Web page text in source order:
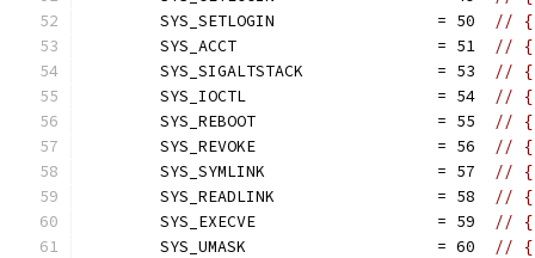
	SYS_SETLOGIN                 = 50
// {
	SYS_ACCT                     = 51
// {
	SYS_SIGALTSTACK              = 53
// {
	SYS_IOCTL                    = 54
// {
	SYS_REBOOT                   = 55
// {
	SYS_REVOKE                   = 56
// {
	SYS_SYMLINK                  = 57
// {
	SYS_READLINK                 = 58
// {
	SYS_EXECVE                   = 59
// {
	SYS_UMASK                    = 60
// {